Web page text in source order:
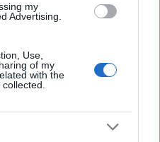
my
Advertising.
Use,
of my
with the